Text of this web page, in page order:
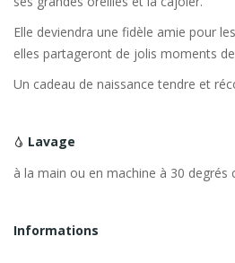
Elle deviendra une fidèle amie pour
elles partageront de jolis moments
Un cadeau de naissance tendre et
Lavage
à la main ou en machine à 30 degrés
Informations